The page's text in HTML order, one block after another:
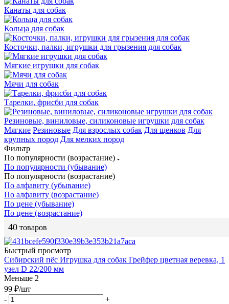
Канаты для собак
Кольца для собак
Косточки, палки, игрушки для грызения для собак
Мягкие игрушки для собак
Мячи для собак
Тарелки, фрисби для собак
Резиновые, виниловые, силиконовые игрушки для собак
Мягкие Резиновые Для взрослых собак Для щенков Для
крупных пород Для мелких пород
Фильтр
По популярности (возрастание)
По популярности (убывание)
По популярности (возрастание)
По алфавиту (убывание)
По алфавиту (возрастание)
По цене (убывание)
По цене (возрастание)
40 товаров
Быстрый просмотр
Сибирский пёс Игрушка для собак Грейфер цветная веревка, 1
узел D 22/200 мм
Меньше 2
99 ₽/шт
-
+